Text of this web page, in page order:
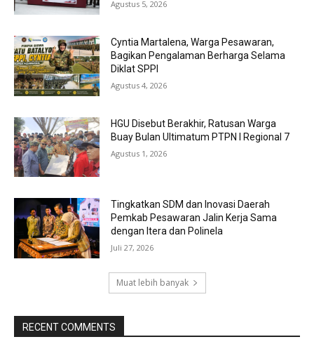
Agustus 5, 2026
Cyntia Martalena, Warga Pesawaran,
Bagikan Pengalaman Berharga Selama
Diklat SPPI
Agustus 4, 2026
HGU Disebut Berakhir, Ratusan Warga
Buay Bulan Ultimatum PTPN I Regional 7
Agustus 1, 2026
Tingkatkan SDM dan Inovasi Daerah
Pemkab Pesawaran Jalin Kerja Sama
dengan Itera dan Polinela
Juli 27, 2026
Muat lebih banyak
RECENT COMMENTS